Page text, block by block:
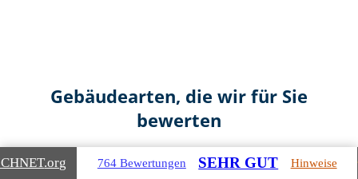
Gebäudearten, die wir für Sie
bewerten
.org 764 Bewertungen SEHR GUT Hinweise